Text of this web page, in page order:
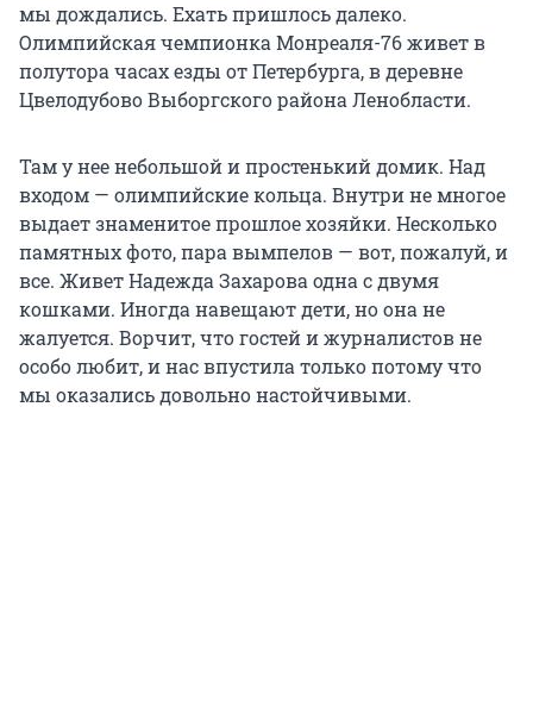
мы дождались. Ехать пришлось далеко.
Олимпийская чемпионка Монреаля-76 живет в
полутора часах езды от Петербурга, в деревне
Цвелодубово Выборгского района Ленобласти.
Там у нее небольшой и простенький домик. Над
входом — олимпийские кольца. Внутри не многое
выдает знаменитое прошлое хозяйки. Несколько
памятных фото, пара вымпелов — вот, пожалуй, и
все. Живет Надежда Захарова одна с двумя
кошками. Иногда навещают дети, но она не
жалуется. Ворчит, что гостей и журналистов не
особо любит, и нас впустила только потому что
мы оказались довольно настойчивыми.